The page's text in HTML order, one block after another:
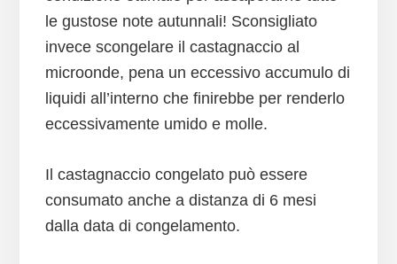
le gustose note autunnali! Sconsigliato
invece scongelare il castagnaccio al
microonde, pena un eccessivo accumulo di
liquidi all’interno che finirebbe per renderlo
eccessivamente umido e molle.
Il castagnaccio congelato può essere
consumato anche a distanza di 6 mesi
dalla data di congelamento.